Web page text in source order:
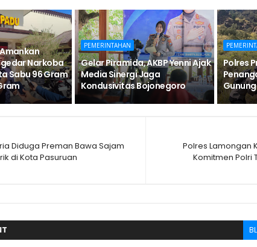
Narkoba
Sabu 96 Gram
PEMERINTAHAN
Gelar Piramida, AKBP Yenni Ajak
Media Sinergi Jaga
Kondusivitas Bojonegoro
Polres
Polres Lamongan
Komitmen Polri
Diduga Preman Bawa Sajam
di Kota Pasuruan